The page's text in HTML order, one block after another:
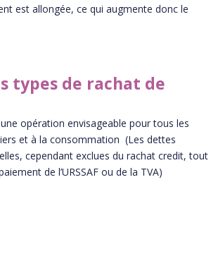
est allongée, ce qui augmente donc le
types de rachat de
opération envisageable pour tous les
et à la consommation (Les dettes
cependant exclues du rachat credit, tout
de l’URSSAF ou de la TVA)